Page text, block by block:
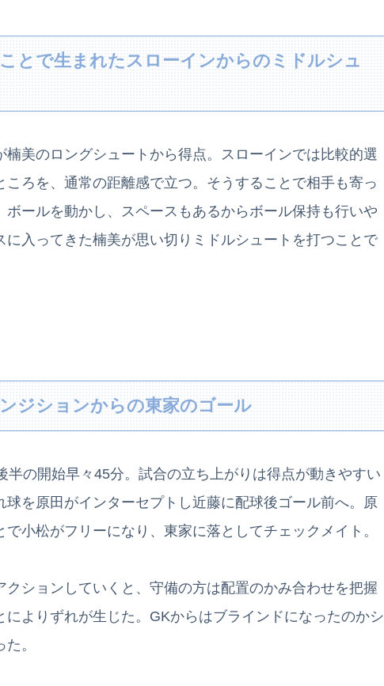
とで生まれたスローインからのミドルシュ
美のロングシュートから得点。スローインでは比較的選
ろを、通常の距離感で立つ。そうすることで相手も寄っ
ールを動かし、スペースもあるからボール保持も行いや
入ってきた楠美が思い切りミドルシュートを打つことで
ジションからの東家のゴール
半の開始早々45分。試合の立ち上がりは得点が動きやすい
を原田がインターセプトし近藤に配球後ゴール前へ。原
小松がフリーになり、東家に落としてチェックメイト。
クションしていくと、守備の方は配置のかみ合わせを把握
よりずれが生じた。GKからはブラインドになったのかシ
。